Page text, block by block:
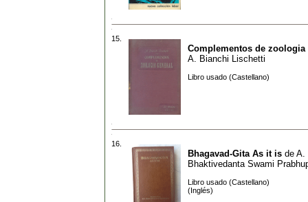
15.
Complementos de zoologia
A. Bianchi Lischetti
Libro usado (Castellano)
16.
Bhagavad-Gita As it is de A.
Bhaktivedanta Swami
Libro usado (Castellano)
(Inglés)